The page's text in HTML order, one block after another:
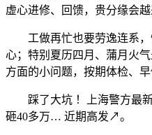
虚心进修、回馈，贵分缘会越
工做再忙也要劳逸连系，
心；特别夏历四月、蒲月火
方面的小问题，按期体检、早
踩了大坑 ！上海警方最新
砸40多万… 近期高发↗。